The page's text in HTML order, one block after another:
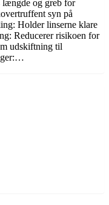
længde og greb for
syn på
Holder linserne klare
Reducerer risikoen for
udskiftning til